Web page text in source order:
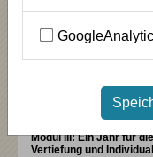
INHALT
In diesem Jahreskurs
künstlerische
und reflektieren Ihre
mündet in eine
Modul III: Ein Jahr für
Vertiefung und